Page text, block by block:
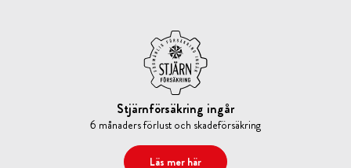
Stjärnförsäkring ingår
6 månaders förlust och skadeförsäkring
Läs mer här